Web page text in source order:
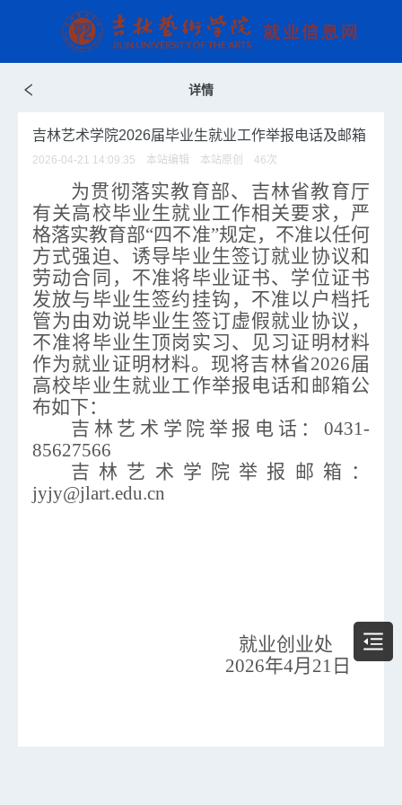
详情
吉林艺术学院2026届毕业生就业工作举报电话及邮箱
2026-04-21 14:09:35 本站编辑 本站原创 46次
为贯彻落实教育部、 吉林省教育厅
有关高校毕业生就业工作相关要求，严
格落实教育部“四不准”规定，不准以任何
方式强迫、诱导毕业生签订就业协议和
劳动合同，不准将毕业证书、学位证书
发放与毕业生签约挂钩，不准以户档托
管为由劝说毕业生签订虚假就业协议，
不准将毕业生顶岗实习、见习证明材料
作为就业证明材料。现将吉林省2026届
高校毕业生就业工作举报电话和邮箱公
布如下：
吉林艺术学院举报电话： 0431-
85627566
吉林艺术学院举报邮箱：
jyjy@jlart.edu.cn
就业创业处
2026年4月21日